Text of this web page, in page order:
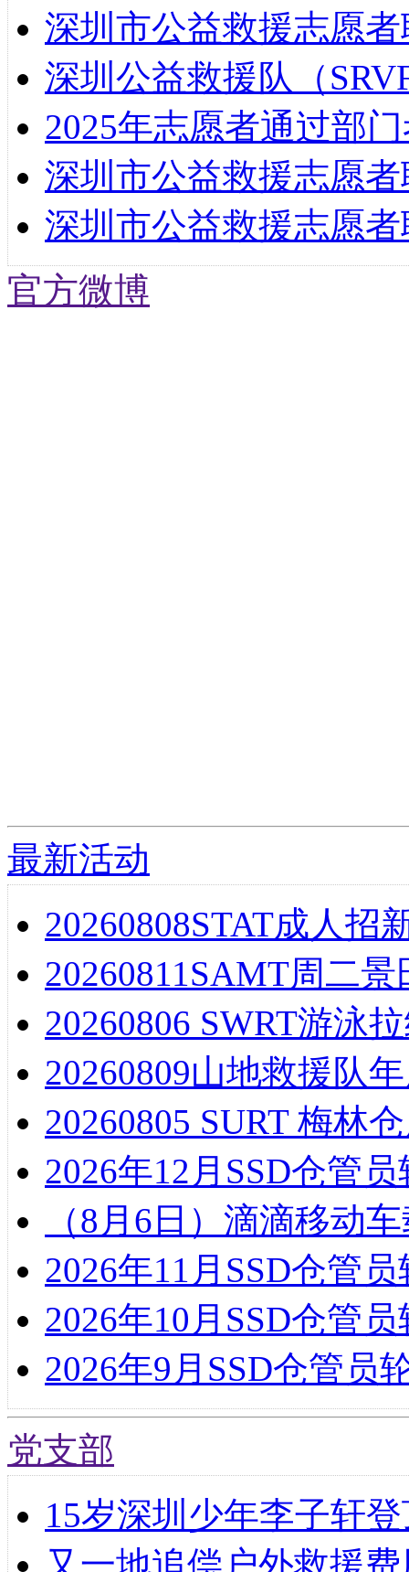
深圳市公益救援志愿
深圳公益救援队（
2025年志愿者通过部
深圳市公益救援志愿
深圳市公益救援志愿
官方微博
最新活动
20260808STAT成人招
20260811SAMT周二
20260806 SWRT游泳
20260809山地救援队
20260805 SURT 梅林
2026年12月SSD仓管
（8月6日）滴滴移动
2026年11月SSD仓管
2026年10月SSD仓管
2026年9月SSD仓管员
党支部
15岁深圳少年李子轩